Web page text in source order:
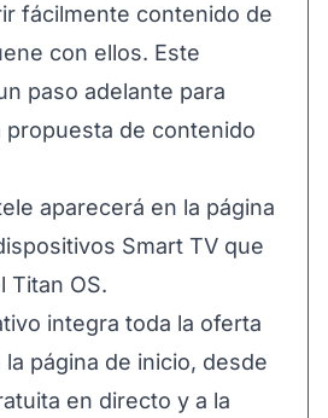
fácilmente contenido de
con ellos. Este
paso adelante para
de contenido
aparecerá en la página
Smart TV que
Titan OS.
integra toda la oferta
página de inicio, desde
en directo y a la